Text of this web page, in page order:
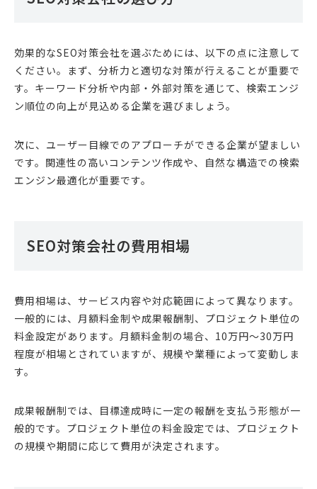
効果的なSEO対策会社を選ぶためには、以下の点に注意して
ください。まず、分析力と適切な対策が行えることが重要で
す。キーワード分析や内部・外部対策を通じて、検索エンジ
ン順位の向上が見込める企業を選びましょう。
次に、ユーザー目線でのアプローチができる企業が望ましい
です。関連性の高いコンテンツ作成や、自然な構造での検索
エンジン最適化が重要です。
SEO対策会社の費用相場
費用相場は、サービス内容や対応範囲によって異なります。
一般的には、月額料金制や成果報酬制、プロジェクト単位の
料金設定があります。月額料金制の場合、10万円〜30万円
程度が相場とされていますが、規模や業種によって変動しま
す。
成果報酬制では、目標達成時に一定の報酬を支払う形態が一
般的です。プロジェクト単位の料金設定では、プロジェクト
の規模や期間に応じて費用が決定されます。